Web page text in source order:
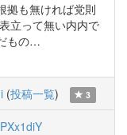
拠も無ければ党則
立って無い内内で
もの…
(投稿一覧) 3